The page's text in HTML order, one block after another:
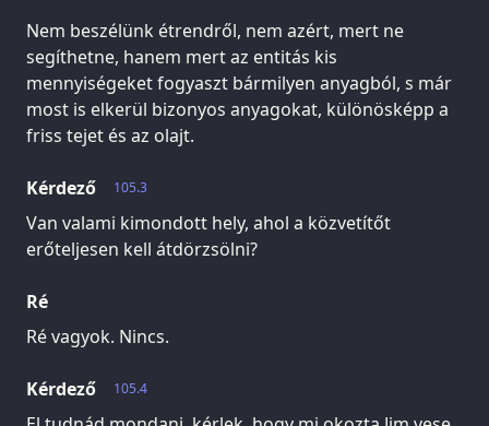
Nem beszélünk étrendről, nem azért, mert ne
segíthetne, hanem mert az entitás kis
mennyiségeket fogyaszt bármilyen anyagból, s már
most is elkerül bizonyos anyagokat, különösképp a
friss tejet és az olajt.
105.3
Kérdező
Van valami kimondott hely, ahol a közvetítőt
erőteljesen kell átdörzsölni?
Ré
Ré vagyok. Nincs.
105.4
Kérdező